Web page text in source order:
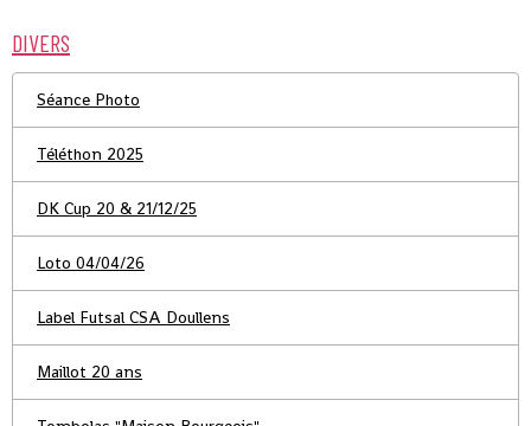
DIVERS
Séance Photo
Téléthon 2025
DK Cup 20 & 21/12/25
Loto 04/04/26
Label Futsal CSA Doullens
Maillot 20 ans